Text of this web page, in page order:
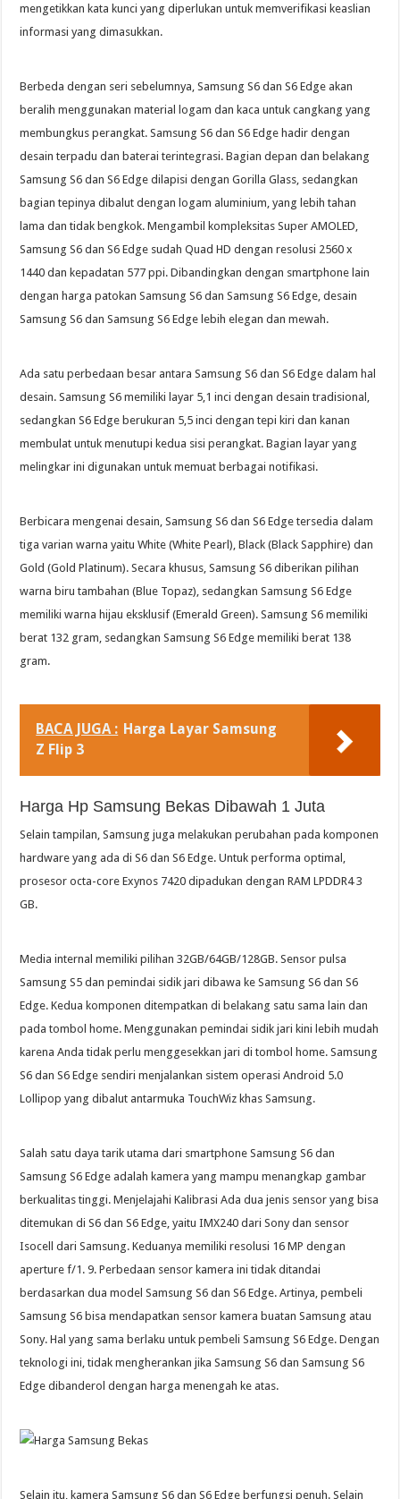
mengetikkan kata kunci yang diperlukan untuk memverifikasi keaslian
informasi yang dimasukkan.
Berbeda dengan seri sebelumnya, Samsung S6 dan S6 Edge akan
beralih menggunakan material logam dan kaca untuk cangkang yang
membungkus perangkat. Samsung S6 dan S6 Edge hadir dengan
desain terpadu dan baterai terintegrasi. Bagian depan dan belakang
Samsung S6 dan S6 Edge dilapisi dengan Gorilla Glass, sedangkan
bagian tepinya dibalut dengan logam aluminium, yang lebih tahan
lama dan tidak bengkok. Mengambil kompleksitas Super AMOLED,
Samsung S6 dan S6 Edge sudah Quad HD dengan resolusi 2560 x
1440 dan kepadatan 577 ppi. Dibandingkan dengan smartphone lain
dengan harga patokan Samsung S6 dan Samsung S6 Edge, desain
Samsung S6 dan Samsung S6 Edge lebih elegan dan mewah.
Ada satu perbedaan besar antara Samsung S6 dan S6 Edge dalam hal
desain. Samsung S6 memiliki layar 5,1 inci dengan desain tradisional,
sedangkan S6 Edge berukuran 5,5 inci dengan tepi kiri dan kanan
membulat untuk menutupi kedua sisi perangkat. Bagian layar yang
melingkar ini digunakan untuk memuat berbagai notifikasi.
Berbicara mengenai desain, Samsung S6 dan S6 Edge tersedia dalam
tiga varian warna yaitu White (White Pearl), Black (Black Sapphire) dan
Gold (Gold Platinum). Secara khusus, Samsung S6 diberikan pilihan
warna biru tambahan (Blue Topaz), sedangkan Samsung S6 Edge
memiliki warna hijau eksklusif (Emerald Green). Samsung S6 memiliki
berat 132 gram, sedangkan Samsung S6 Edge memiliki berat 138
gram.
BACA JUGA : Harga Layar Samsung
Z Flip 3
Harga Hp Samsung Bekas Dibawah 1 Juta
Selain tampilan, Samsung juga melakukan perubahan pada komponen
hardware yang ada di S6 dan S6 Edge. Untuk performa optimal,
prosesor octa-core Exynos 7420 dipadukan dengan RAM LPDDR4 3
GB.
Media internal memiliki pilihan 32GB/64GB/128GB. Sensor pulsa
Samsung S5 dan pemindai sidik jari dibawa ke Samsung S6 dan S6
Edge. Kedua komponen ditempatkan di belakang satu sama lain dan
pada tombol home. Menggunakan pemindai sidik jari kini lebih mudah
karena Anda tidak perlu menggesekkan jari di tombol home. Samsung
S6 dan S6 Edge sendiri menjalankan sistem operasi Android 5.0
Lollipop yang dibalut antarmuka TouchWiz khas Samsung.
Salah satu daya tarik utama dari smartphone Samsung S6 dan
Samsung S6 Edge adalah kamera yang mampu menangkap gambar
berkualitas tinggi. Menjelajahi Kalibrasi Ada dua jenis sensor yang bisa
ditemukan di S6 dan S6 Edge, yaitu IMX240 dari Sony dan sensor
Isocell dari Samsung. Keduanya memiliki resolusi 16 MP dengan
aperture f/1. 9. Perbedaan sensor kamera ini tidak ditandai
berdasarkan dua model Samsung S6 dan S6 Edge. Artinya, pembeli
Samsung S6 bisa mendapatkan sensor kamera buatan Samsung atau
Sony. Hal yang sama berlaku untuk pembeli Samsung S6 Edge. Dengan
teknologi ini, tidak mengherankan jika Samsung S6 dan Samsung S6
Edge dibanderol dengan harga menengah ke atas.
Selain itu, kamera Samsung S6 dan S6 Edge berfungsi penuh. Selain